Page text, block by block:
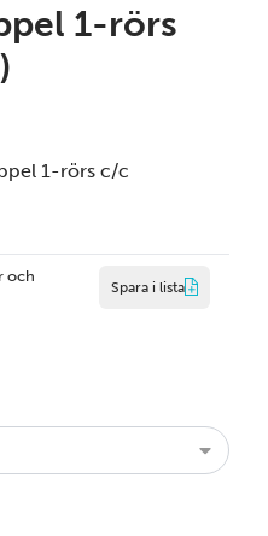
1-rörs
1-rörs c/c
och
Spara i lista